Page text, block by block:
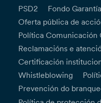
PSD2
Fondo
Oferta pública de
Política Comunicación
Reclamacións e
Certificación
Whistleblowing
Prevención do